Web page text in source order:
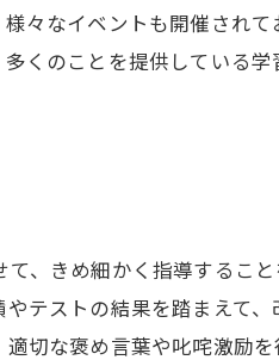
々なイベントも開催され
くのことを提供している
、きめ細かく指導するこ
テストの結果を踏まえて
切な褒め言葉や叱咤激励